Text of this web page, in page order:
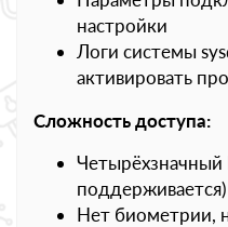
настройки
Логи системы
активировать
Сложность доступа:
Четырёхзначный
поддерживается)
Нет биометрии,